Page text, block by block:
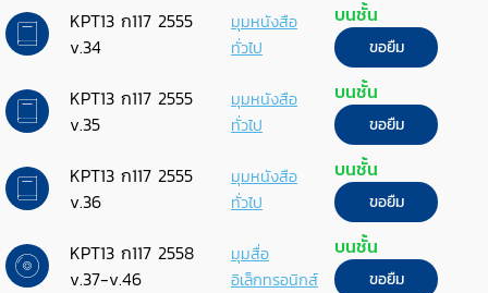
KPT13 ก117 2555
v.34
มุมหนังสือ
ทั่วไป
บนชั้น
ขอยืม
KPT13 ก117 2555
v.35
มุมหนังสือ
ทั่วไป
บนชั้น
ขอยืม
KPT13 ก117 2555
v.36
มุมหนังสือ
ทั่วไป
บนชั้น
ขอยืม
KPT13 ก117 2558
v.37-v.46
มุมสื่อ
อิเล็กทรอนิกส์
บนชั้น
ขอยืม